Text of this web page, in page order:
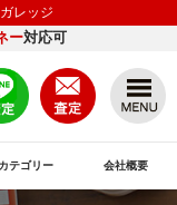
レッジ
ー対応可
テゴリー 会社概要